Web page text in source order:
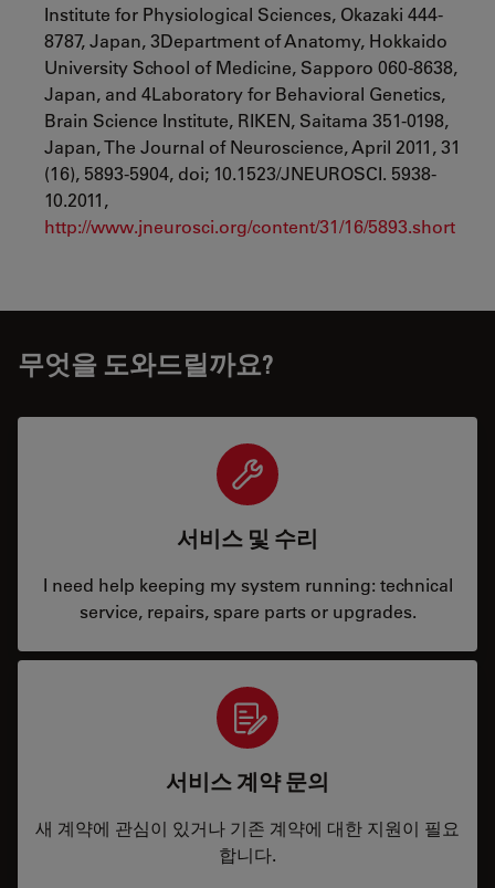
Institute for Physiological Sciences, Okazaki 444-
8787, Japan, 3Department of Anatomy, Hokkaido
University School of Medicine, Sapporo 060-8638,
Japan, and 4Laboratory for Behavioral Genetics,
Brain Science Institute, RIKEN, Saitama 351-0198,
Japan, The Journal of Neuroscience, April 2011, 31
(16), 5893-5904, doi; 10.1523/JNEUROSCI. 5938-
10.2011,
http://www.jneurosci.org/content/31/16/5893.short
무엇을 도와드릴까요?
서비스 및 수리
I need help keeping my system running: technical
service, repairs, spare parts or upgrades.
서비스 계약 문의
새 계약에 관심이 있거나 기존 계약에 대한 지원이 필요
합니다.